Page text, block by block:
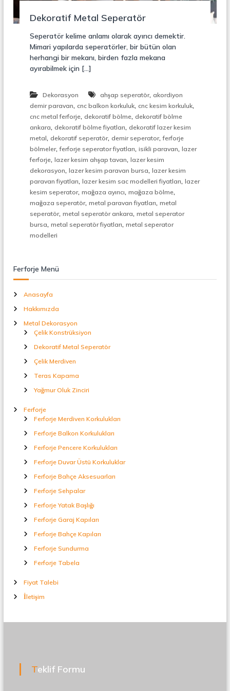
n
k
i
y
o
e
l
i
k
e
r
d
v
,
M
e
p
Dekoratif Metal Seperatör
Seperatör kelime anlamı olarak ayırıcı demektir.
Mimari yapılarda seperatörler, bir bütün olan
herhangi bir mekanı, birden fazla mekana
ayırabilmek için […]
Dekorasyon ahşap seperatör, akordiyon
demir paravan, cnc balkon korkuluk, cnc kesim korkuluk,
cnc metal ferforje, dekoratif bölme, dekoratif bölme
ankara, dekoratif bölme fiyatları, dekoratif lazer kesim
metal, dekoratif seperatör, demir seperator,ferforje
bölmeler,ferforje seperator fiyatları, isikli paravan, lazer
ferforje, lazer kesim ahşap tavan, lazer kesim
dekorasyon, lazer kesim paravan bursa, lazer kesim
paravan fiyatları, lazer kesim sac modelleri fiyatları, lazer
kesim seperator, mağaza ayırıcı, mağaza bölme,
mağaza seperatör, metal paravan fiyatları, metal
seperatör, metal seperatör ankara, metal seperator
bursa, metal seperatör fiyatları, metal seperator
modelleri
Ferforje Menü
Anasayfa
Hakkımızda
Metal Dekorasyon
Çelik Konstrüksiyon
Dekoratif Metal Seperatör
Çelik Merdiven
Teras Kapama
Yağmur Oluk Zinciri
Ferforje
Ferforje Merdiven Korkulukları
Ferforje Balkon Korkulukları
Ferforje Pencere Korkulukları
Ferforje Duvar Üstü Korkuluklar
Ferforje Bahçe Aksesuarları
Ferforje Sehpalar
Ferforje Yatak Başlığı
Ferforje Garaj Kapıları
Ferforje Bahçe Kapıları
Ferforje Sundurma
Ferforje Tabela
Fiyat Talebi
İletişim
Teklif Formu